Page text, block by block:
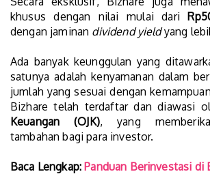
khusus dengan nilai mulai dari
dengan jaminan dividend yieldyang
Ada banyak keunggulan yang
satunya adalah kenyamanan dalam
jumlah yang sesuai dengan
Bizhare telah terdaftar dan diawasi
Keuangan (OJK), yang
tambahan bagi para investor.
Baca Lengkap: Panduan Berinvestasi di